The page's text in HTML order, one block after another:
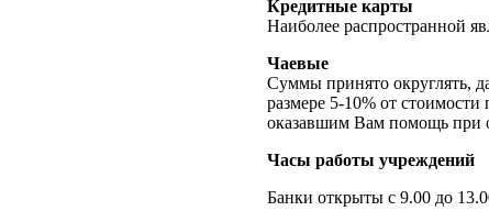
Кредитные карты
Наиболее распространной
Чаевые
Cуммы принято округлять,
размере 5-10% от
оказавшим Вам помощь при
Часы работы учреждений
Банки открыты с 9.00 до